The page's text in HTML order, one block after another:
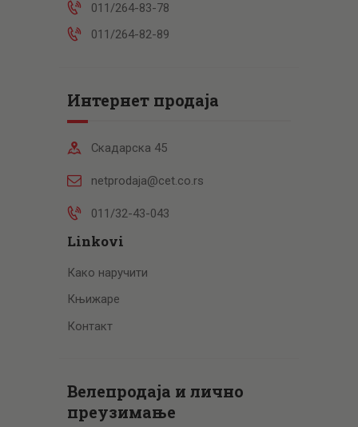
011/264-83-78
011/264-82-89
Интернет продаја
Скадарска 45
netprodaja@cet.co.rs
011/32-43-043
Linkovi
Како наручити
Књижаре
Контакт
Велепродаја и лично
преузимање